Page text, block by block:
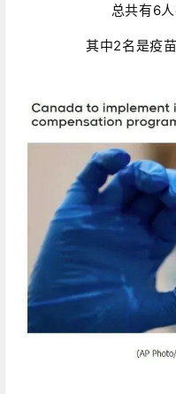
总共有6人
其中2名是疫